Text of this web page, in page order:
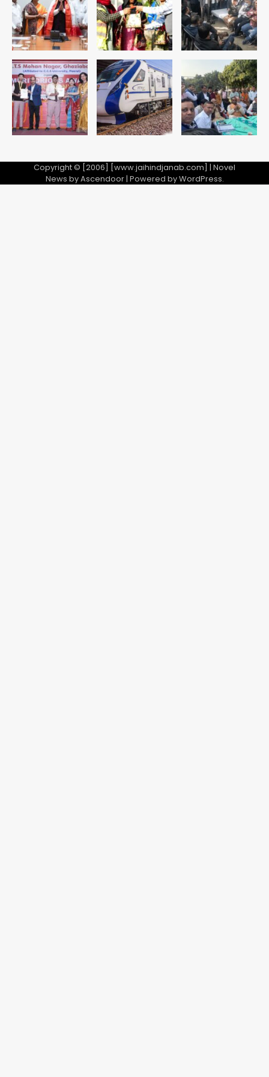
Copyright © [2006] [www.jaihindjanab.com] | Novel
News byAscendoor| Powered byWordPress.